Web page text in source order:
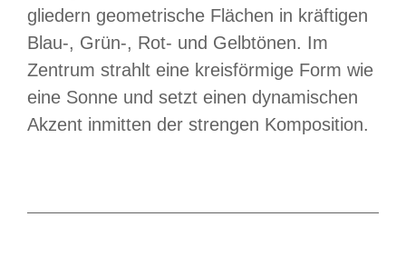
gliedern geometrische Flächen in kräftigen
Blau-, Grün-, Rot- und Gelbtönen. Im
Zentrum strahlt eine kreisförmige Form wie
eine Sonne und setzt einen dynamischen
Akzent inmitten der strengen Komposition.